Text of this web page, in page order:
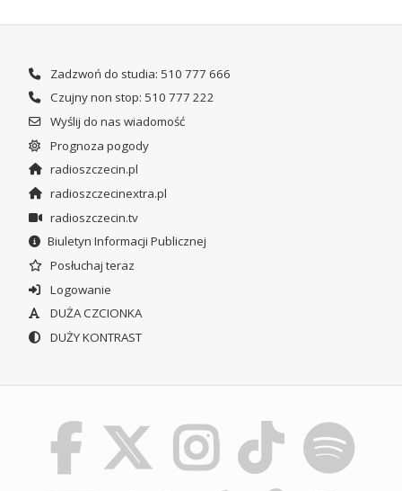
Zadzwoń do studia: 510 777 666
Czujny non stop: 510 777 222
Wyślij do nas wiadomość
Prognoza pogody
radioszczecin.pl
radioszczecinextra.pl
radioszczecin.tv
Biuletyn Informacji Publicznej
Posłuchaj teraz
Logowanie
DUŻA CZCIONKA
DUŻY KONTRAST